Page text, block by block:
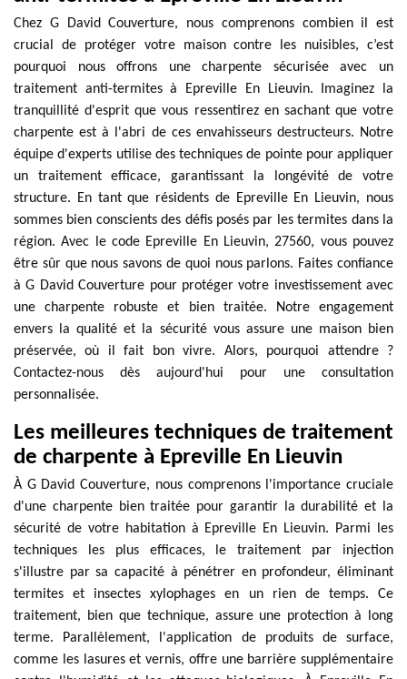
Chez G David Couverture, nous comprenons combien il est
crucial de protéger votre maison contre les nuisibles, c’est
pourquoi nous offrons une charpente sécurisée avec un
traitement anti-termites à Epreville En Lieuvin. Imaginez la
tranquillité d'esprit que vous ressentirez en sachant que votre
charpente est à l'abri de ces envahisseurs destructeurs. Notre
équipe d'experts utilise des techniques de pointe pour appliquer
un traitement efficace, garantissant la longévité de votre
structure. En tant que résidents de Epreville En Lieuvin, nous
sommes bien conscients des défis posés par les termites dans la
région. Avec le code Epreville En Lieuvin, 27560, vous pouvez
être sûr que nous savons de quoi nous parlons. Faites confiance
à G David Couverture pour protéger votre investissement avec
une charpente robuste et bien traitée. Notre engagement
envers la qualité et la sécurité vous assure une maison bien
préservée, où il fait bon vivre. Alors, pourquoi attendre ?
Contactez-nous dès aujourd'hui pour une consultation
personnalisée.
Les meilleures techniques de traitement
de charpente à Epreville En Lieuvin
À G David Couverture, nous comprenons l'importance cruciale
d'une charpente bien traitée pour garantir la durabilité et la
sécurité de votre habitation à Epreville En Lieuvin. Parmi les
techniques les plus efficaces, le traitement par injection
s'illustre par sa capacité à pénétrer en profondeur, éliminant
termites et insectes xylophages en un rien de temps. Ce
traitement, bien que technique, assure une protection à long
terme. Parallèlement, l'application de produits de surface,
comme les lasures et vernis, offre une barrière supplémentaire